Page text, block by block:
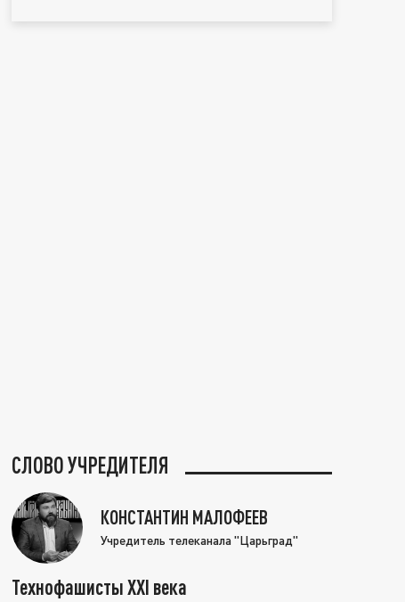
СЛОВО УЧРЕДИТЕЛЯ
КОНСТАНТИН МАЛОФЕЕВ
Учредитель телеканала "Царьград"
Технофашисты XXI века